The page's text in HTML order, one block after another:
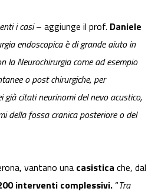
i casi– aggiunge il prof. Daniele
endoscopica è di grande aiuto in
la Neurochirurgia come ad esempio
o post chirurgiche, per
già citati neurinomi del nevo acustico,
della fossa cranica posteriore o del
vantano una casistica che, dal
interventi complessivi. “Tra